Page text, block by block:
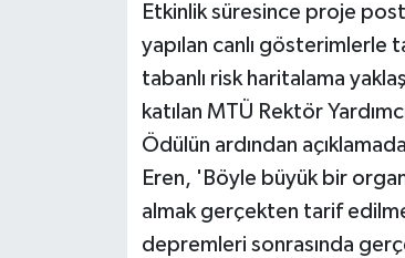
Etkinlik süresince proje
yapılan canlı gösterimlerle
tabanlı risk haritalama
katılan MTÜ Rektör
Ödülün ardından
Eren, 'Böyle büyük bir
almak gerçekten tarif
depremleri sonrasında
ÜLKE GÜNDEMİ
Yerel Haberler